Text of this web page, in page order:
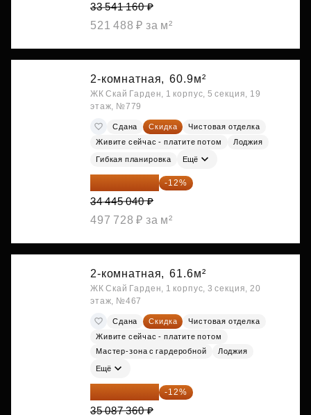
33 541 160 ₽
521 488 ₽ за м²
2-комнатная, 60.9м²
ЖК Скай Гарден, 1 корпус, 5 секция, 19
этаж, №779
Сдана Скидка
Чистовая отделка
Живите сейчас - платите потом
Лоджия
Гибкая планировка Ещё
30 311 635 ₽ -12%
34 445 040 ₽
497 728 ₽ за м²
2-комнатная, 61.6м²
ЖК Скай Гарден, 1 корпус, 3 секция, 20
этаж, №467
Сдана Скидка
Чистовая отделка
Живите сейчас - платите потом
Мастер-зона с гардеробной
Лоджия
Ещё
30 876 877 ₽ -12%
35 087 360 ₽